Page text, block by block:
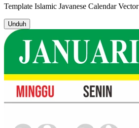
Template Islamic Javanese CalendarVector
Unduh